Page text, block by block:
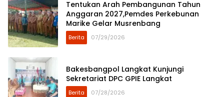
Tentukan Arah Pembangunan Tahun
Anggaran 2027,Pemdes Perkebunan
Marike Gelar Musrenbang
Berita 07/29/2026
Bakesbangpol Langkat Kunjungi
Sekretariat DPC GPIE Langkat
Berita 07/28/2026